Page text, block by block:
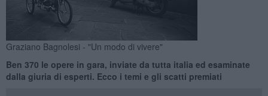
Graziano Bagnolesi - "Un modo di vivere"
Ben 370 le opere in gara, inviate da tutta italia ed esaminate
dalla giuria di esperti. Ecco i temi e gli scatti premiati